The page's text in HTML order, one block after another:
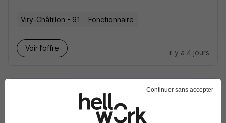
Viry-Châtillon - 91 Fonctionnaire
Voir l’offre
il y a 4 jours
Continuer sans accepter